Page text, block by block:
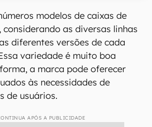
modelos de caixas de
considerando as diversas linhas
diferentes versões de cada
variedade é muito boa
a marca pode oferecer
às necessidades de
de usuários.
APÓS A PUBLICIDADE